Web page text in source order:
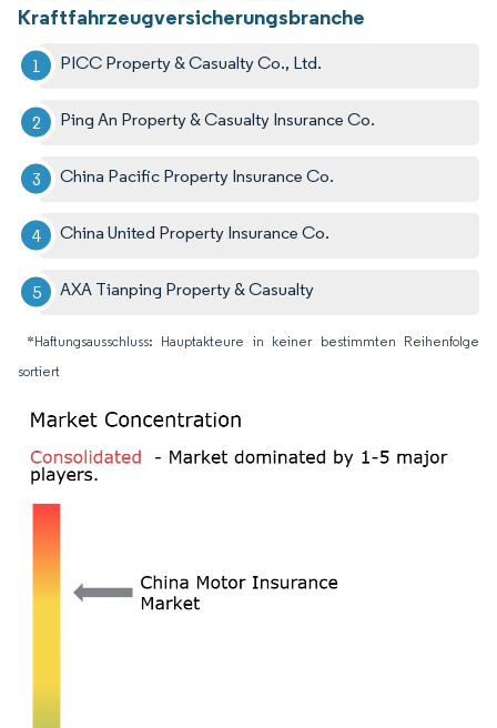
Kraftfahrzeugversicherungsbranche
PICC Property & Casualty Co., Ltd.
Ping An Property & Casualty Insurance Co.
China Pacific Property Insurance Co.
China United Property Insurance Co.
AXA Tianping Property & Casualty
*Haftungsausschluss: Hauptakteure in keiner bestimmten Reihenfolge
sortiert